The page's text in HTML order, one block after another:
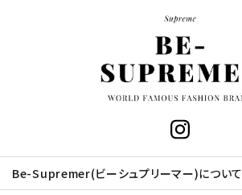
Be-Supremer(ビーシュプリーマー)について